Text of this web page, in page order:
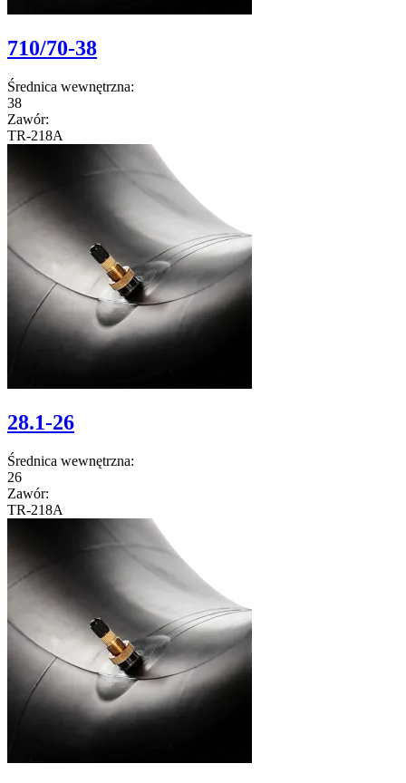
710/70-38
Średnica wewnętrzna:
38
Zawór:
TR-218A
28.1-26
Średnica wewnętrzna:
26
Zawór:
TR-218A